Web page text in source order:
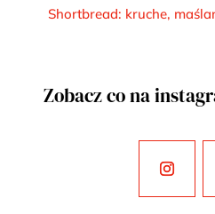
Shortbread: kruche,
Zobacz co na